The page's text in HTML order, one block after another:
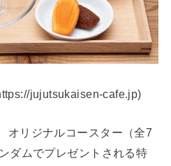
jujutsukaisen-cafe.jp)
オリジナルコースター（全7
ダムでプレゼントされる特